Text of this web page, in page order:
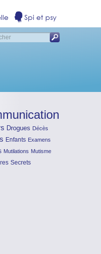
Spi et psy
Drogues Décès
Enfants Examens
Mutilations Mutisme
Secrets